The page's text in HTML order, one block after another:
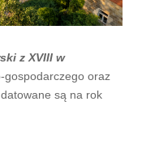
z XVIII w
gospodarczego oraz
są na rok